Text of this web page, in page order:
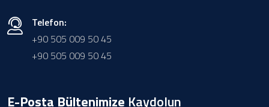
Telefon:
+90 505 009 50 45
+90 505 009 50 45
E-Posta Bültenimize Kaydolun